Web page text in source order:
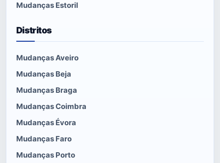
Mudanças Estoril
Distritos
Mudanças Aveiro
Mudanças Beja
Mudanças Braga
Mudanças Coimbra
Mudanças Évora
Mudanças Faro
Mudanças Porto